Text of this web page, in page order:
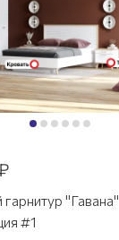
"Гавана"
#1